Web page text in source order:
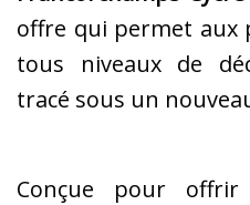
offre qui permet aux
tous niveaux de
tracé sous un
Conçue pour